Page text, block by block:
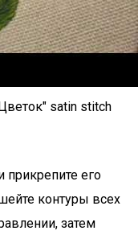
satin stitch
прикрепите его
контуры всех
затем